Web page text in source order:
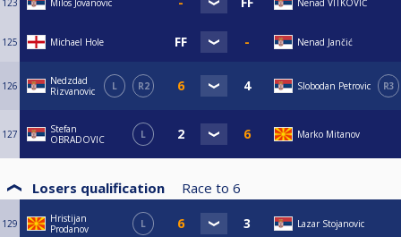
123 Milos Jovanovic Nenad VITKOVIĆ
125 Michael Hole Nenad Jančić
126
Nedzdad
Rizvanovic
L R2 Slobodan Petrovic R3
127
Stefan
OBRADOVIC
L Marko Mitanov
Losers qualification Race to 6
129
Hristijan
Prodanov
L Lazar Stojanovic